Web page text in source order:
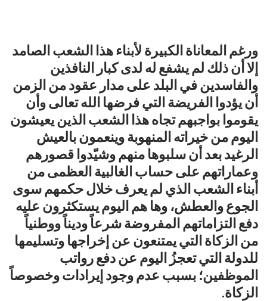
ورغم المعاناة الكبيرة لأبناء هذا الشعب الصامد
إلا أن ذلك لم يشفع له لدى كبار النافذين
والفاسدين في البلد على مدار عقود من الزمن
أن يؤدوا الفريضة التي فرضها الله تعالى وأن
يقوموا بواجبهم تجاه هذا الشعب الذين يعيشون
اليوم من خيراته المنهوبة وينعمون بالعيش
الرغيد بعد أن سلبوها منهم وشيّدوا قصورهم
وعماراتهم على حساب الغالبية العظمى من
أبناء الشعب الذي لم يعرف خلال حكمهم سوى
الجوع والعطش، وها هم اليوم يستكثرون عليه
دفع التزاماتهم المفروضة شرعاً وديناً ووطنياً
من الزكاة التي يمتنعون عن إخراجها وتسليمها
للدولة التي تعجزُ اليوم عن دفع رواتب
الموظفين؛ بسبب عدم وجود إيرادات وخصوصاً
الزكاة.